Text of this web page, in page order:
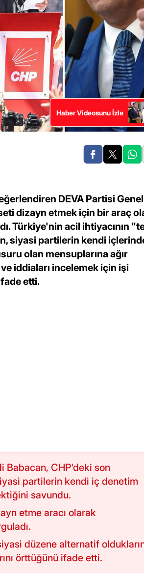
Haber Videosunu İzle
DEVA Partisi Genel
dizayn etmek için bir araç
Türkiye'nin acil ihtiyacının
siyasi partilerin kendi
olan mensuplarına ağır
iddiaları incelemek için işi
etti.
Babacan, CHP'deki son
partilerin kendi iç denetim
savundu.
etme aracı olarak
düzene alternatif
örttüğünü ifade etti.